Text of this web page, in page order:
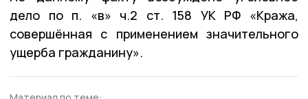
дело по п. «в» ч.2 ст. 158 УК РФ «Кража,
совершённая с применением значительного
ущерба гражданину».